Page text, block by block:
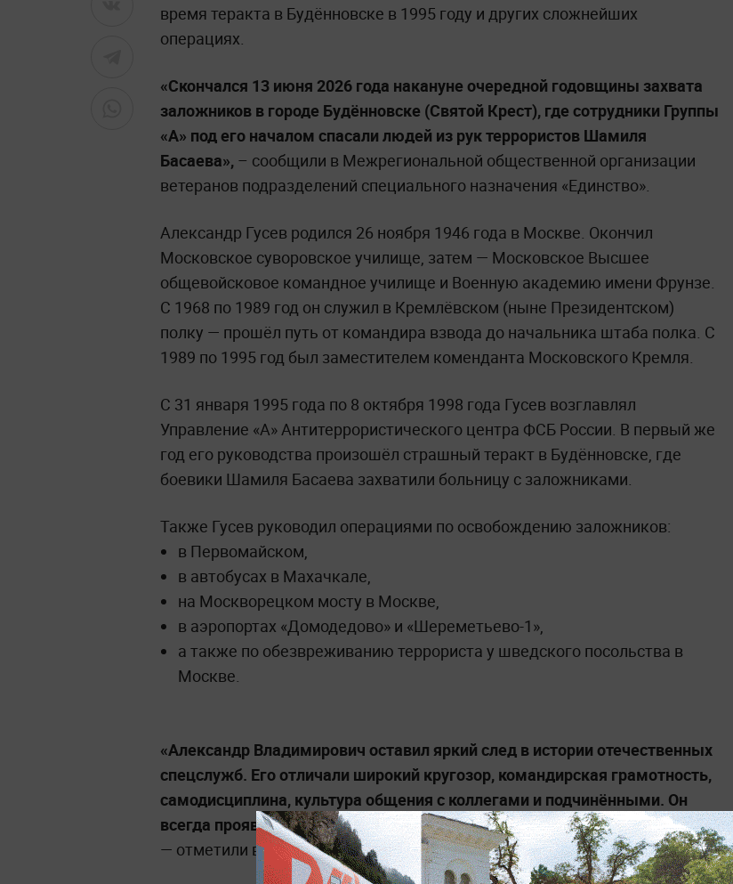
время теракта в Будённовске в 1995 году и других сложнейших
операциях.
«Скончался 13 июня 2026 года накануне очередной годовщины захвата
заложников в городе Будённовске (Святой Крест), где сотрудники Группы
«А» под его началом спасали людей из рук террористов Шамиля
Басаева», – сообщили в Межрегиональной общественной организации
ветеранов подразделений специального назначения «Единство».
Александр Гусев родился 26 ноября 1946 года в Москве. Окончил
Московское суворовское училище, затем — Московское Высшее
общевойсковое командное училище и Военную академию имени Фрунзе.
С 1968 по 1989 год он служил в Кремлёвском (ныне Президентском)
полку — прошёл путь от командира взвода до начальника штаба полка. С
1989 по 1995 год был заместителем коменданта Московского Кремля.
С 31 января 1995 года по 8 октября 1998 года Гусев возглавлял
Управление «А» Антитеррористического центра ФСБ России. В первый же
год его руководства произошёл страшный теракт в Будённовске, где
боевики Шамиля Басаева захватили больницу с заложниками.
Также Гусев руководил операциями по освобождению заложников:
в Первомайском,
в автобусах в Махачкале,
на Москворецком мосту в Москве,
в аэропортах «Домодедово» и «Шереметьево-1»,
а также по обезвреживанию террориста у шведского посольства в
Москве.
«Александр Владимирович оставил яркий след в истории отечественных
спецслужб. Его отличали широкий кругозор, командирская грамотность,
самодисциплина, культура общения с коллегами и подчинёнными. Он
всегда проявлял заботу и внимание к нуждам и чаяниям подчиненных»,
— отметили в организации «Единство».